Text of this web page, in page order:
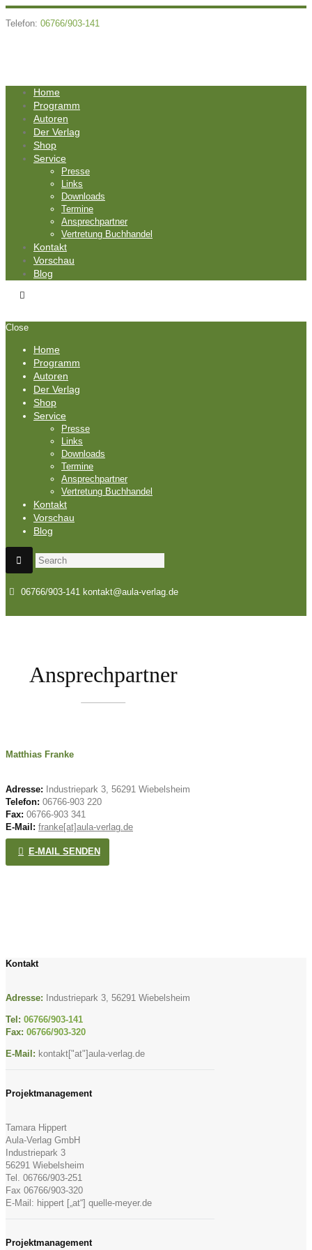
Telefon: 06766/903-141
Home
Programm
Autoren
Der Verlag
Shop
Service
Presse
Links
Downloads
Termine
Ansprechpartner
Vertretung Buchhandel
Kontakt
Vorschau
Blog
Close
Home
Programm
Autoren
Der Verlag
Shop
Service
Presse
Links
Downloads
Termine
Ansprechpartner
Vertretung Buchhandel
Kontakt
Vorschau
Blog
06766/903-141 kontakt@aula-verlag.de
Ansprechpartner
Matthias Franke
Adresse:
Industriepark 3, 56291 Wiebelsheim
Telefon: 06766-903 220
Fax: 06766-903 341
E-Mail: franke[at]aula-verlag.de
E-MAIL SENDEN
Kontakt
Adresse: Industriepark 3, 56291 Wiebelsheim
Tel: 06766/903-141
Fax: 06766/903-320
E-Mail: kontakt["at"]aula-verlag.de
Projektmanagement
Tamara Hippert
Aula-Verlag GmbH
Industriepark 3
56291 Wiebelsheim
Tel. 06766/903-251
Fax 06766/903-320
E-Mail: hippert [„at“] quelle-meyer.de
Projektmanagement